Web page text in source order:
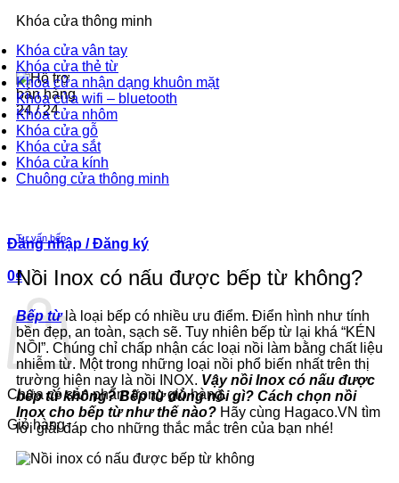
2-3 năm
Hotline-Zalo
0393.392.666
Đăng nhập / Đăng ký
0₫
Chưa có sản phẩm trong giỏ hàng.
Giỏ hàng
Khóa cửa thông minh
Khóa cửa vân tay
Khóa cửa thẻ từ
Khóa cửa nhận dạng khuôn mặt
Khóa cửa wifi – bluetooth
Khóa cửa nhôm
Khóa cửa gỗ
Khóa cửa sắt
Khóa cửa kính
Chuông cửa thông minh
Tư vấn bếp
Nồi Inox có nấu được bếp từ không?
Bếp từlà loại bếp có nhiều ưu điểm. Điển hình như tính
bền đẹp, an toàn, sạch sẽ. Tuy nhiên bếp từ lại khá “KÉN
NỒI”. Chúng chỉ chấp nhận các loại nồi làm bằng chất liệu
nhiễm từ. Một trong những loại nồi phổ biến nhất trên thị
trường hiện nay là nồi INOX. Vậy nồi Inox có nấu được
bếp từ không? Bếp từ dùng nồi gì? Cách chọn nồi
Inox cho bếp từ như thế nào? Hãy cùng Hagaco.VN tìm
lời giải đáp cho những thắc mắc trên của bạn nhé!